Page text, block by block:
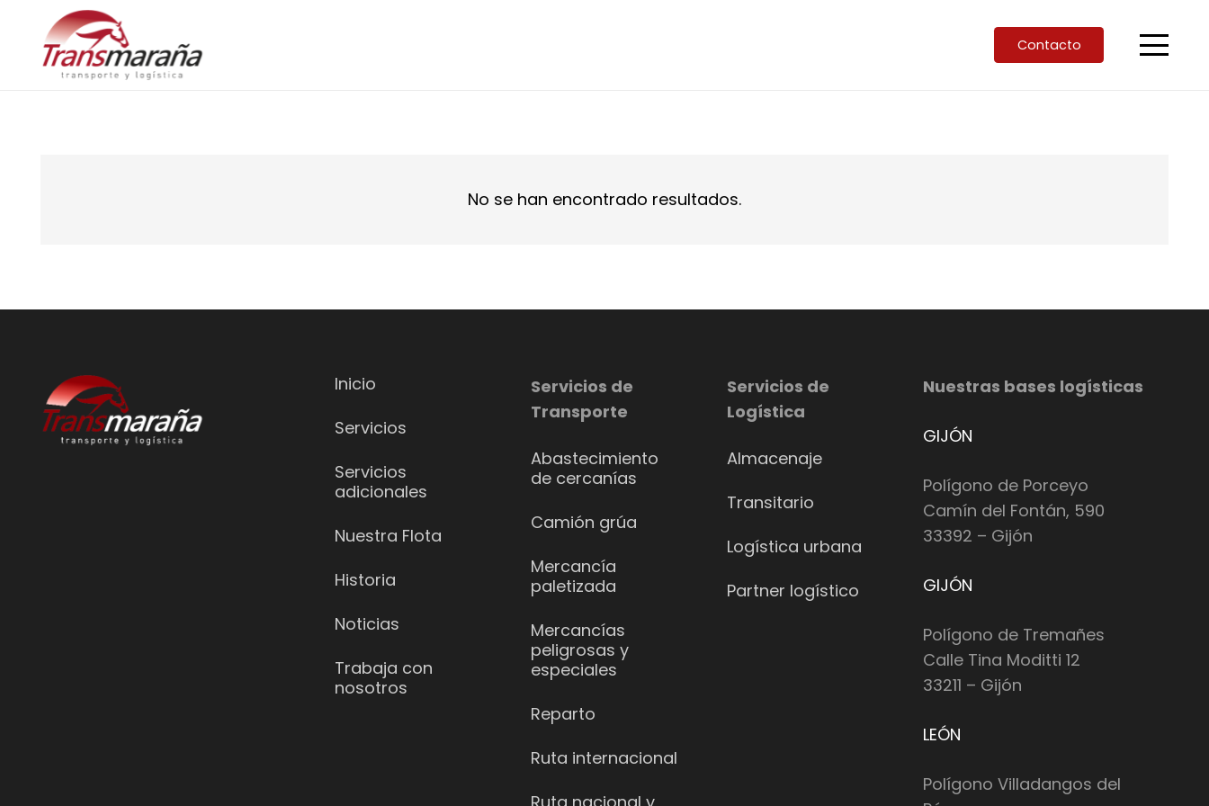
Contacto
No se han encontrado resultados.
Inicio
Servicios
Servicios
adicionales
Nuestra Flota
Historia
Noticias
Trabaja con
nosotros
Servicios de
Transporte
Abastecimiento
de cercanías
Camión grúa
Mercancía
paletizada
Mercancías
peligrosas y
especiales
Reparto
Ruta internacional
Servicios de
Logística
Almacenaje
Transitario
Logística urbana
Partner logístico
Nuestras bases logísticas
GIJÓN
Polígono de Porceyo
Camín del Fontán, 590
33392 – Gijón
GIJÓN
Polígono de Tremañes
Calle Tina Moditti 12
33211 – Gijón
LEÓN
Polígono Villadangos del